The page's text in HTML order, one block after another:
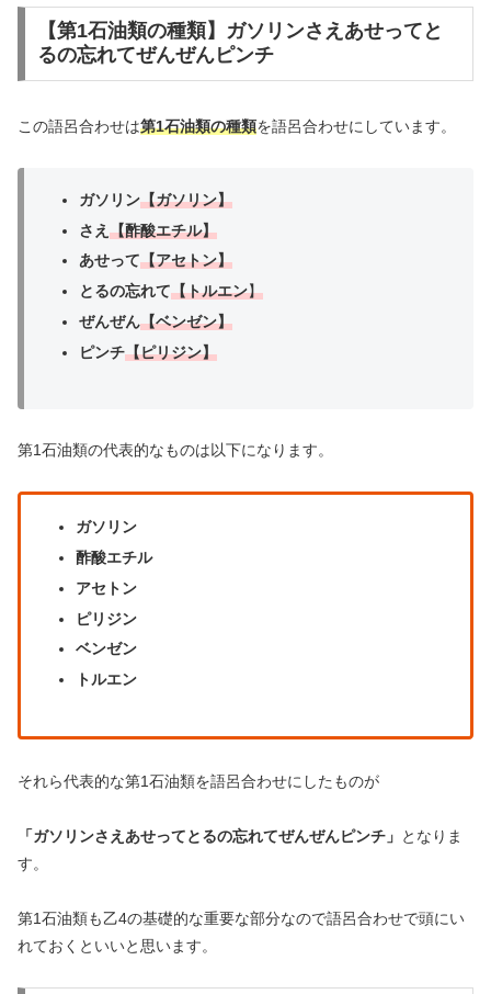
【第1石油類の種類】ガソリンさえあせってと
るの忘れてぜんぜんピンチ
この語呂合わせは第1石油類の種類を語呂合わせにしています。
ガソリン【ガソリン】
さえ 【酢酸エチル】
あせって【アセトン】
とるの忘れて【トルエン】
ぜんぜん【ベンゼン】
ピンチ【ピリジン】
第1石油類の代表的なものは以下になります。
ガソリン
酢酸エチル
アセトン
ピリジン
ベンゼン
トルエン
それら代表的な第1石油類を語呂合わせにしたものが
「ガソリンさえあせってとるの忘れてぜんぜんピンチ」 となりま
す。
第1石油類も乙4の基礎的な重要な部分なので語呂合わせで頭にい
れておくといいと思います。